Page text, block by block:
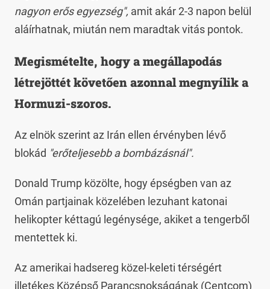
nagyon erős egyezség", amit akár 2-3 napon belül
aláírhatnak, miután nem maradtak vitás pontok.
Megismételte, hogy a megállapodás
létrejöttét követően azonnal megnyílik a
Hormuzi-szoros.
Az elnök szerint az Irán ellen érvényben lévő
blokád "erőteljesebb a bombázásnál".
Donald Trump közölte, hogy épségben van az
Omán partjainak közelében lezuhant katonai
helikopter kéttagú legénysége, akiket a tengerből
mentettek ki.
Az amerikai hadsereg közel-keleti térségért
illetékes Középső Parancsnokságának (Centcom)